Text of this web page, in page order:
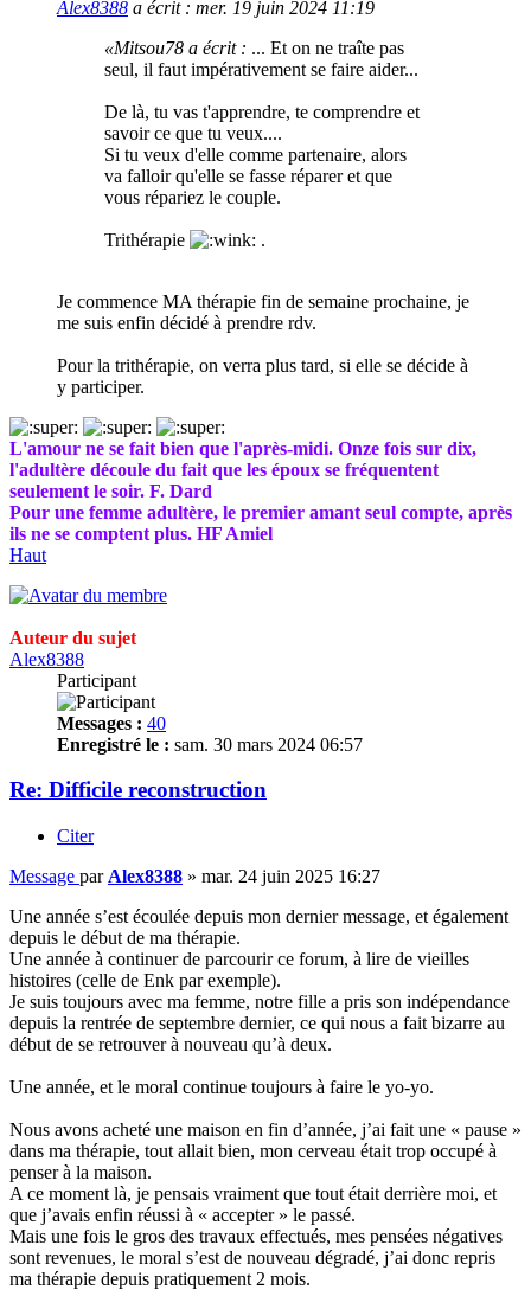
Alex8388 a écrit : mer. 19 juin 2024 11:19
«Mitsou78 a écrit : ... Et on ne traîte pas
seul, il faut impérativement se faire aider...
De là, tu vas t'apprendre, te comprendre et
savoir ce que tu veux....
Si tu veux d'elle comme partenaire, alors
va falloir qu'elle se fasse réparer et que
vous répariez le couple.
Trithérapie .
Je commence MA thérapie fin de semaine prochaine, je
me suis enfin décidé à prendre rdv.
Pour la trithérapie, on verra plus tard, si elle se décide à
y participer.
L'amour ne se fait bien que l'après-midi. Onze fois sur dix,
l'adultère découle du fait que les époux se fréquentent
seulement le soir. F. Dard
Pour une femme adultère, le premier amant seul compte, après
ils ne se comptent plus. HF Amiel
Haut
Auteur du sujet
Alex8388
Participant
Messages : 40
Enregistré le : sam. 30 mars 2024 06:57
Re: Difficile reconstruction
Citer
Message par Alex8388 » mar. 24 juin 2025 16:27
Une année s’est écoulée depuis mon dernier message, et également
depuis le début de ma thérapie.
Une année à continuer de parcourir ce forum, à lire de vieilles
histoires (celle de Enk par exemple).
Je suis toujours avec ma femme, notre fille a pris son indépendance
depuis la rentrée de septembre dernier, ce qui nous a fait bizarre au
début de se retrouver à nouveau qu’à deux.
Une année, et le moral continue toujours à faire le yo-yo.
Nous avons acheté une maison en fin d’année, j’ai fait une « pause »
dans ma thérapie, tout allait bien, mon cerveau était trop occupé à
penser à la maison.
A ce moment là, je pensais vraiment que tout était derrière moi, et
que j’avais enfin réussi à « accepter » le passé.
Mais une fois le gros des travaux effectués, mes pensées négatives
sont revenues, le moral s’est de nouveau dégradé, j’ai donc repris
ma thérapie depuis pratiquement 2 mois.